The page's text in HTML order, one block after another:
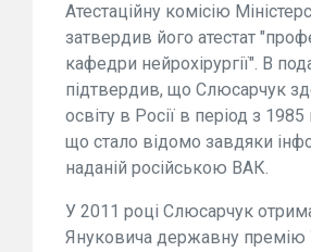
Атестаційну комісію
затвердив його атестат
кафедри нейрохірургії". В
підтвердив, що Слюсарчук
освіту в Росії в період з 1985
що стало відомо завдяки
наданій російською ВАК.
У 2011 році Слюсарчук
Януковича державну премію